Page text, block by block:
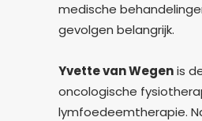
medische
gevolgen belangrijk.
Yvette van Wegenis
oncologische
lymfoedeemtherapie.